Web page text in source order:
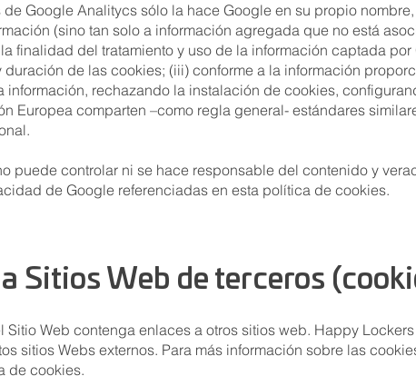
de Google Analitycs sólo la hace Google en su propio
(sino tan solo a información agregada que no está
finalidad del tratamiento y uso de la información captada
duración de las cookies; (iii) conforme a la información
información, rechazando la instalación de cookies,
Europea comparten –como regla general- estándares
puede controlar ni se hace responsable del contenido y
de Google referenciadas en esta política de cookies.
a Sitios Web de terceros
Sitio Web contenga enlaces a otros sitios web. Happy
sitios Webs externos. Para más información sobre las
de cookies.